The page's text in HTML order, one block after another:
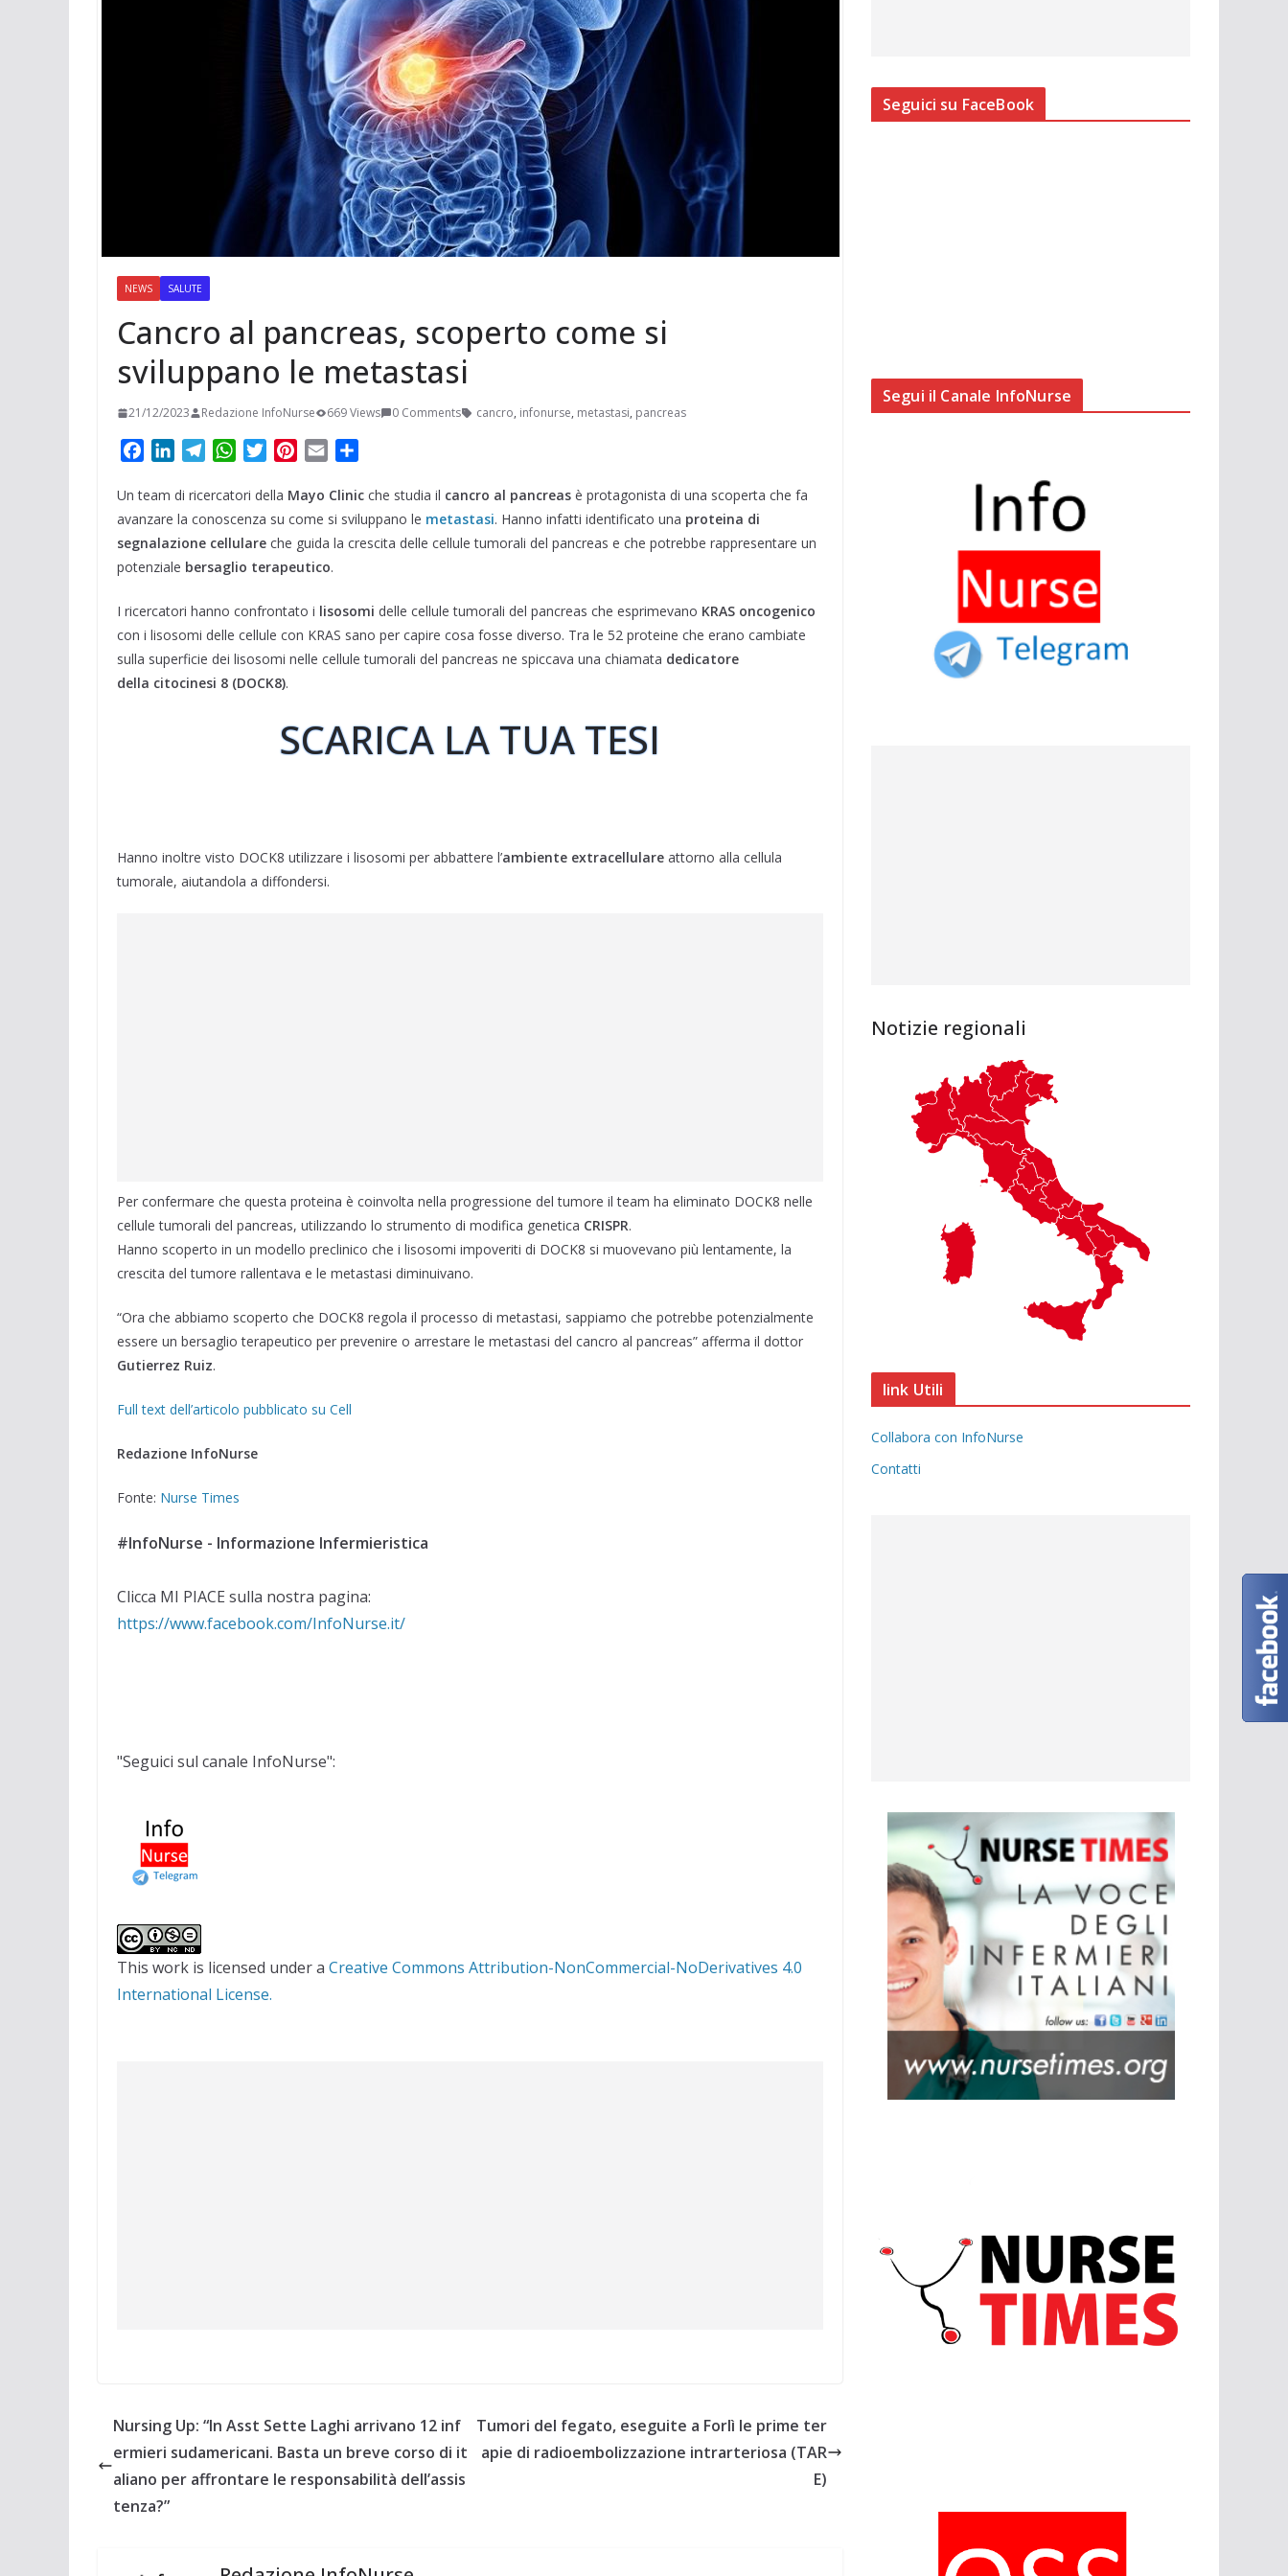
NEWS SALUTE
Cancro al pancreas, scoperto come si
sviluppano le metastasi
21/12/2023 Redazione InfoNurse 669 Views 0 Comments cancro, infonurse, metastasi, pancreas
c
e
b
o
k
n
k
e
d
n
l
e
g
r
m
W
a
t
s
A
p
i
t
t
e
n
t
e
r
s
t
a
i
l
n
d
i
d
i
Un team di ricercatori della Mayo Clinic che studia il cancro al pancreas è protagonista di una scoperta che fa
avanzare la conoscenza su come si sviluppano le metastasi. Hanno infatti identificato una proteina di
segnalazione cellulare che guida la crescita delle cellule tumorali del pancreas e che potrebbe rappresentare un
potenziale bersaglio terapeutico.
I ricercatori hanno confrontato i lisosomi delle cellule tumorali del pancreas che esprimevano KRAS oncogenico
con i lisosomi delle cellule con KRAS sano per capire cosa fosse diverso. Tra le 52 proteine ​​che erano cambiate
sulla superficie dei lisosomi nelle cellule tumorali del pancreas ne spiccava una chiamata dedicatore
della citocinesi 8 (DOCK8).
SCARICA LA TUA TESI
Hanno inoltre visto DOCK8 utilizzare i lisosomi per abbattere l’ambiente extracellulare attorno alla cellula
tumorale, aiutandola a diffondersi.
Per confermare che questa proteina è coinvolta nella progressione del tumore il team ha eliminato DOCK8 nelle
cellule tumorali del pancreas, utilizzando lo strumento di modifica genetica CRISPR.
Hanno scoperto in un modello preclinico che i lisosomi impoveriti di DOCK8 si muovevano più lentamente, la
crescita del tumore rallentava e le metastasi diminuivano.
“Ora che abbiamo scoperto che DOCK8 regola il processo di metastasi, sappiamo che potrebbe potenzialmente
essere un bersaglio terapeutico per prevenire o arrestare le metastasi del cancro al pancreas” afferma il dottor
Gutierrez Ruiz.
Full text dell’articolo pubblicato su Cell
Redazione InfoNurse
Fonte: Nurse Times
#InfoNurse - Informazione Infermieristica
Clicca MI PIACE sulla nostra pagina:
https://www.facebook.com/InfoNurse.it/
"Seguici sul canale InfoNurse":
This work is licensed under a Creative Commons Attribution-NonCommercial-NoDerivatives 4.0
International License.
Nursing Up: “In Asst Sette Laghi arrivano 12 inf
ermieri sudamericani. Basta un breve corso di it
aliano per affrontare le responsabilità dell’assis
tenza?”
Tumori del fegato, eseguite a Forlì le prime ter
apie di radioembolizzazione intrarteriosa (TAR
E)
Seguici su FaceBook
Segui il Canale InfoNurse
Notizie regionali
link Utili
Collabora con InfoNurse
Contatti